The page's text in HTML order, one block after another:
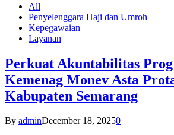
All
Penyelenggara Haji dan Umroh
Kepegawaian
Layanan
Perkuat Akuntabilitas
Kemenag Monev Asta
Kabupaten Semarang
By adminDecember 18, 20250